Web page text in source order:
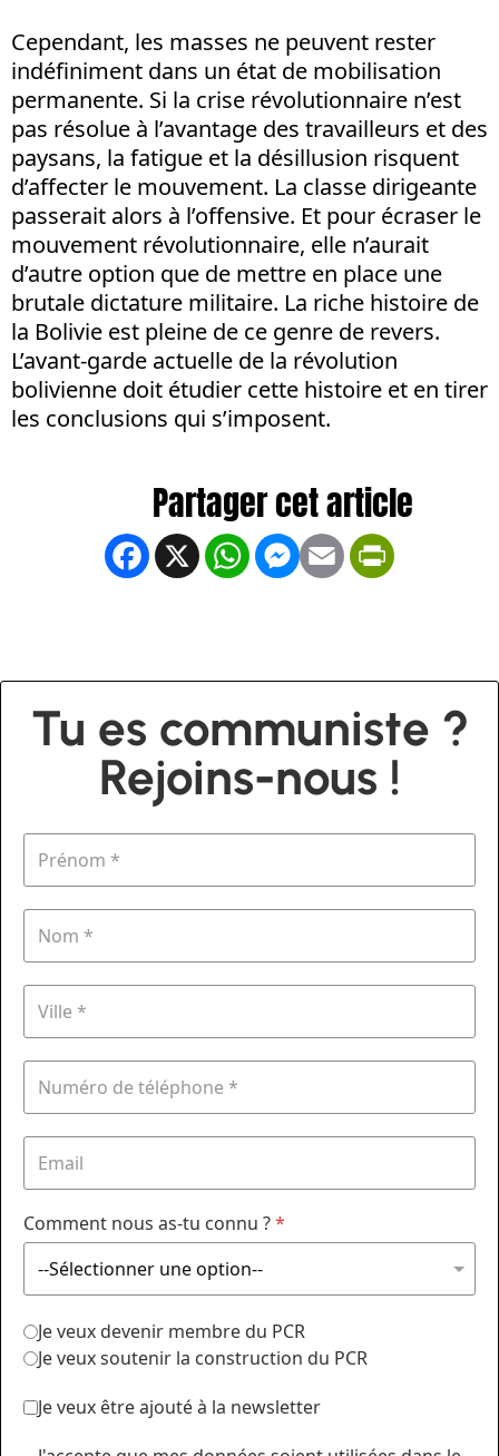
Cependant, les masses ne peuvent rester
indéfiniment dans un état de mobilisation
permanente. Si la crise révolutionnaire n’est
pas résolue à l’avantage des travailleurs et des
paysans, la fatigue et la désillusion risquent
d’affecter le mouvement. La classe dirigeante
passerait alors à l’offensive. Et pour écraser le
mouvement révolutionnaire, elle n’aurait
d’autre option que de mettre en place une
brutale dictature militaire. La riche histoire de
la Bolivie est pleine de ce genre de revers.
L’avant-garde actuelle de la révolution
bolivienne doit étudier cette histoire et en tirer
les conclusions qui s’imposent.
Facebook
X WhatsApp
Messenger
Email
Tu es communiste ?
Rejoins-nous !
Comment nous as-tu connu ?*
Je veux devenir membre du PCR
Je veux soutenir la construction du PCR
Je veux être ajouté à la newsletter